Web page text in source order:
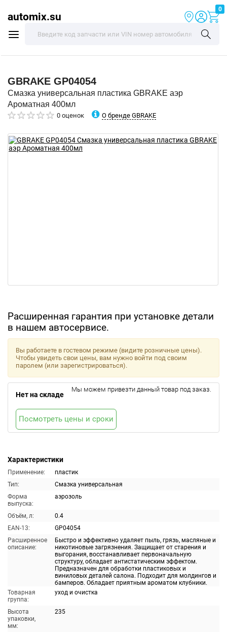
automix.su
0
GBRAKE GP04054
Смазка универсальная пластика GBRAKE аэр
Ароматная 400мл
0 оценок О бренде GBRAKE
Расширенная гарантия при установке детали
в нашем автосервисе.
Характеристики
Применение:
пластик
Тип:
Смазка универсальная
Форма
выпуска:
аэрозоль
Объём, л:
0.4
EAN-13:
GP04054
Расширенное
описание:
Быстро и эффективно удаляет пыль, грязь, масляные и
никотиновые загрязнения. Защищает от старения и
выгорания, восстанавливает первоначальную
структуру, обладает антистатическим эффектом.
Предназначен для обработки пластиковых и
виниловых деталей салона. Подходит для молдингов и
бамперов. Обладает приятным ароматом клубники.
Товарная
группа:
уход и очистка
Высота
упаковки,
мм:
235
Вы работаете в гостевом режиме (видите розничные цены).
Чтобы увидеть свои цены, вам нужно войти под своим
паролем (или зарегистрироваться).
Нет на складе
Мы можем привезти данный товар под заказ.
Посмотреть цены и сроки